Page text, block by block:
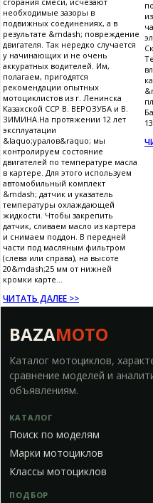
необходимые зазоры в
подвижных соединениях, а в
результате &mdash; повреждение
двигателя. Так нередко случается
у начинающих и не очень
аккуратных водителей. Им,
полагаем, пригодятся
рекомендации опытных
мотоциклистов из г. Ленинска
Казахской ССР В. ВЕРОЗУБА и В.
ЗИМИНА.На протяжении 12 лет
эксплуатации
&laquo;уралов&raquo; мы
контролируем состояние
двигателей по температуре масла
в картере. Для этого используем
автомобильный комплект
&mdash; датчик и указатель
температуры охлаждающей
жидкости. Чтобы закрепить
датчик, сливаем масло из картера
и снимаем поддон. В передней
части под масляным фильтром
(слева или справа), на высоте
20&mdash;25 мм от нижней
кромки карте...
ЧИТАТЬ ДАЛЕЕ >>
BAZAMOTO
Каталог мотоциклов,
сравнение моделей и
объявлениям.
КАТАЛОГ
Поиск по моделям
Марки мотоциклов
Классы мотоциклов
ПОДБОР